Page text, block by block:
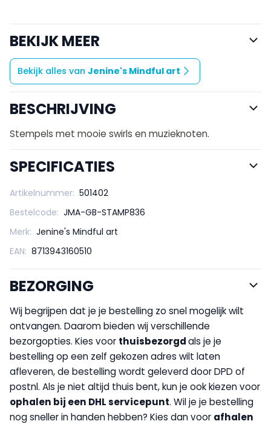
BEKIJK MEER
Bekijk alles van Jenine's Mindful art
BESCHRIJVING
Stempels met mooie swirls en muzieknoten.
SPECIFICATIES
Artikelnummer: 501402
Bestelcode: JMA-GB-STAMP836
Merk: Jenine's Mindful art
EAN: 8713943160510
BEZORGING
Wij begrijpen dat je je bestelling zo snel mogelijk wilt
ontvangen. Daarom bieden wij verschillende
bezorgopties. Kies voor thuisbezorgdals je je
bestelling op een zelf gekozen adres wilt laten
afleveren, de bestelling wordt geleverd door DPD of
postnl. Als je niet altijd thuis bent, kun je ook kiezen voor
ophalen bij een DHL servicepunt. Wil je je bestelling
nog sneller in handen hebben? Kies dan voor afhalen